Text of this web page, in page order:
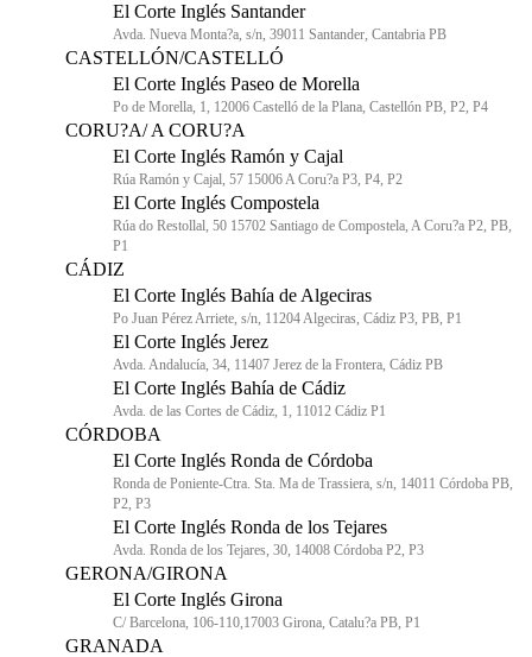
El Corte Inglés Santander
Avda. Nueva Monta?a, s/n, 39011 Santander, Cantabria PB
CASTELLÓN/CASTELLÓ
El Corte Inglés Paseo de Morella
Po de Morella, 1, 12006 Castelló de la Plana, Castellón PB, P2, P4
CORU?A/ A CORU?A
El Corte Inglés Ramón y Cajal
Rúa Ramón y Cajal, 57 15006 A Coru?a P3, P4, P2
El Corte Inglés Compostela
Rúa do Restollal, 50 15702 Santiago de Compostela, A Coru?a P2, PB,
P1
CÁDIZ
El Corte Inglés Bahía de Algeciras
Po Juan Pérez Arriete, s/n, 11204 Algeciras, Cádiz P3, PB, P1
El Corte Inglés Jerez
Avda. Andalucía, 34, 11407 Jerez de la Frontera, Cádiz PB
El Corte Inglés Bahía de Cádiz
Avda. de las Cortes de Cádiz, 1, 11012 Cádiz P1
CÓRDOBA
El Corte Inglés Ronda de Córdoba
Ronda de Poniente-Ctra. Sta. Ma de Trassiera, s/n, 14011 Córdoba PB,
P2, P3
El Corte Inglés Ronda de los Tejares
Avda. Ronda de los Tejares, 30, 14008 Córdoba P2, P3
GERONA/GIRONA
El Corte Inglés Girona
C/ Barcelona, 106-110,17003 Girona, Catalu?a PB, P1
GRANADA